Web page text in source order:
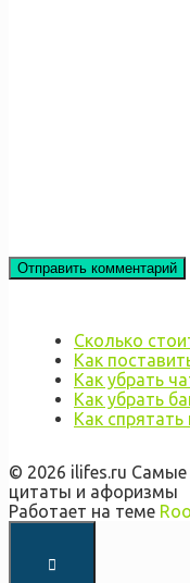
Сколько
Как
Как убрать
Как убрать
Как
© 2026 ilifes.ru Самые
цитаты и афоризмы
Работает на теме